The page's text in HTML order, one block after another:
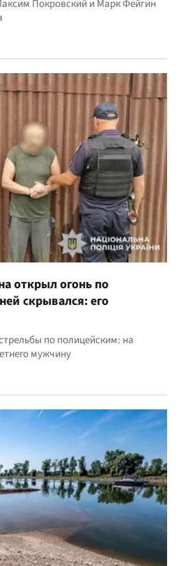
Покровский и Марк Фейгин
открыл огонь по
скрывался: его
по полицейским: на
мужчину